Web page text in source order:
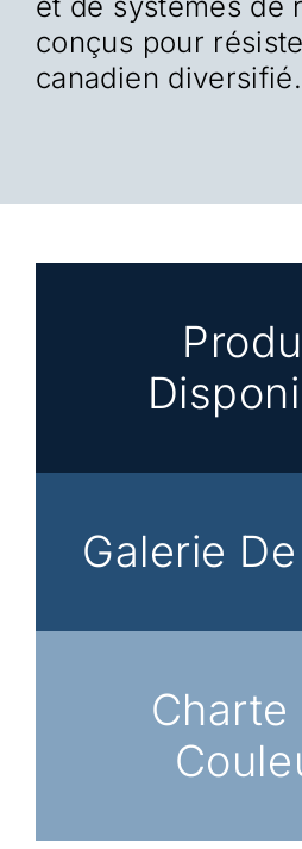
conçus pour
canadien diversifié.
Galerie
Charte